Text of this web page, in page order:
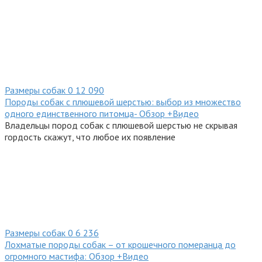
Размеры собак 0 12 090
Породы собак с плюшевой шерстью: выбор из множество
одного единственного питомца- Обзор +Видео
Владельцы пород собак с плюшевой шерстью не скрывая
гордость скажут, что любое их появление
Размеры собак 0 6 236
Лохматые породы собак – от крошечного померанца до
огромного мастифа: Обзор +Видео